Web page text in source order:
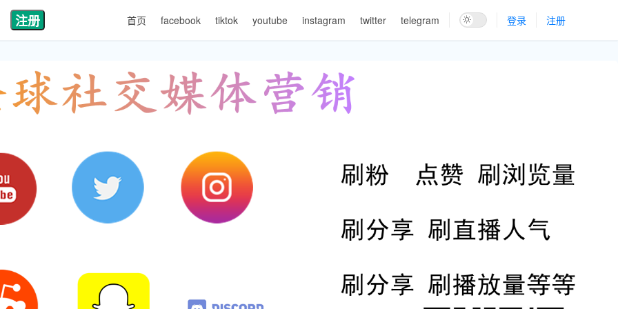
注册 首页 facebook tiktok youtube instagram twitter telegram 登录 注册